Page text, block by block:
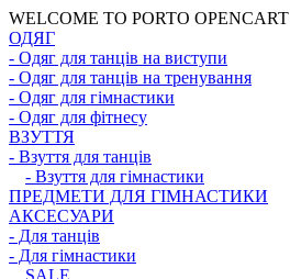
WELCOME TO PORTO OPENCART
ОДЯГ
- Одяг для танців на виступи
- Одяг для танців на тренування
- Одяг для гімнастики
- Одяг для фітнесу
ВЗУТТЯ
- Взуття для танців
- Взуття для гімнастики
ПРЕДМЕТИ ДЛЯ ГІМНАСТИКИ
АКСЕСУАРИ
- Для танців
- Для гімнастики
SALE